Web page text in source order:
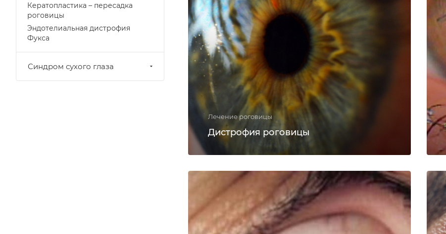
Лечение роговицы
Дистрофия роговицы
Кератопластика – пересадка
роговицы
Эндотелиальная дистрофия
Фукса
Синдром сухого глаза